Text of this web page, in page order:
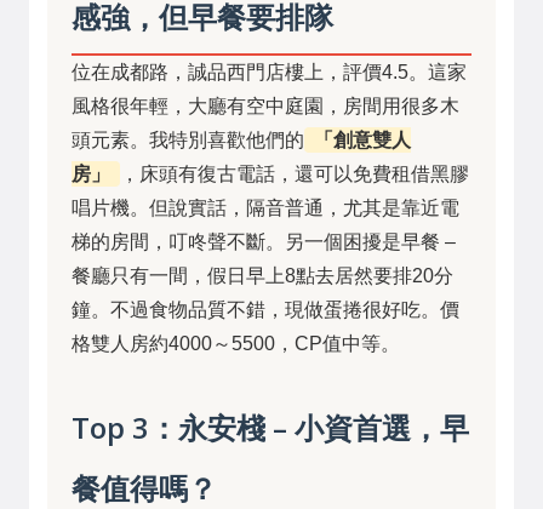
感強，但早餐要排隊
位在成都路，誠品西門店樓上，評價4.5。這家
風格很年輕，大廳有空中庭園，房間用很多木
頭元素。我特別喜歡他們的
「創意雙人
房」
，床頭有復古電話，還可以免費租借黑膠
唱片機。但說實話，隔音普通，尤其是靠近電
梯的房間，叮咚聲不斷。另一個困擾是早餐 –
餐廳只有一間，假日早上8點去居然要排20分
鐘。不過食物品質不錯，現做蛋捲很好吃。價
格雙人房約4000～5500，CP值中等。
Top 3：永安棧 – 小資首選，早
餐值得嗎？